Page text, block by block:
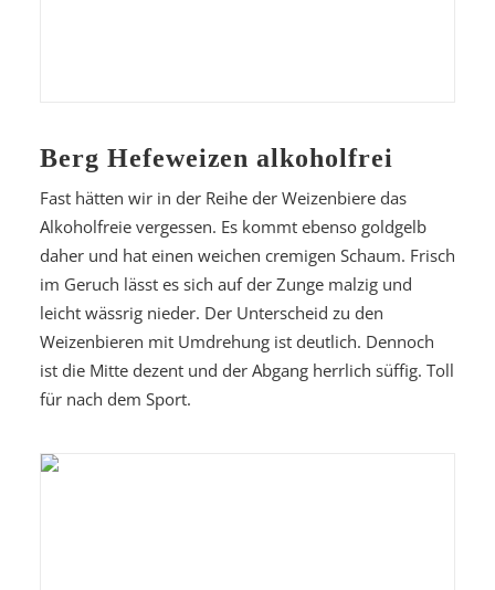
Berg Hefeweizen alkoholfrei
Fast hätten wir in der Reihe der Weizenbiere das
Alkoholfreie vergessen. Es kommt ebenso goldgelb
daher und hat einen weichen cremigen Schaum. Frisch
im Geruch lässt es sich auf der Zunge malzig und
leicht wässrig nieder. Der Unterscheid zu den
Weizenbieren mit Umdrehung ist deutlich. Dennoch
ist die Mitte dezent und der Abgang herrlich süffig. Toll
für nach dem Sport.